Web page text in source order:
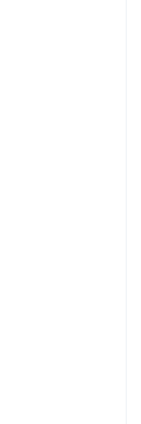
д 60А